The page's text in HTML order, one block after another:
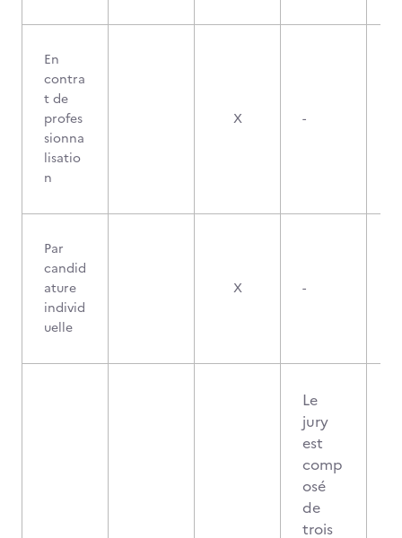
En
contra
t de
profes
sionna
lisatio
n
X -
Par
candid
ature
individ
uelle
X -
Le
jury
est
comp
osé
de
trois